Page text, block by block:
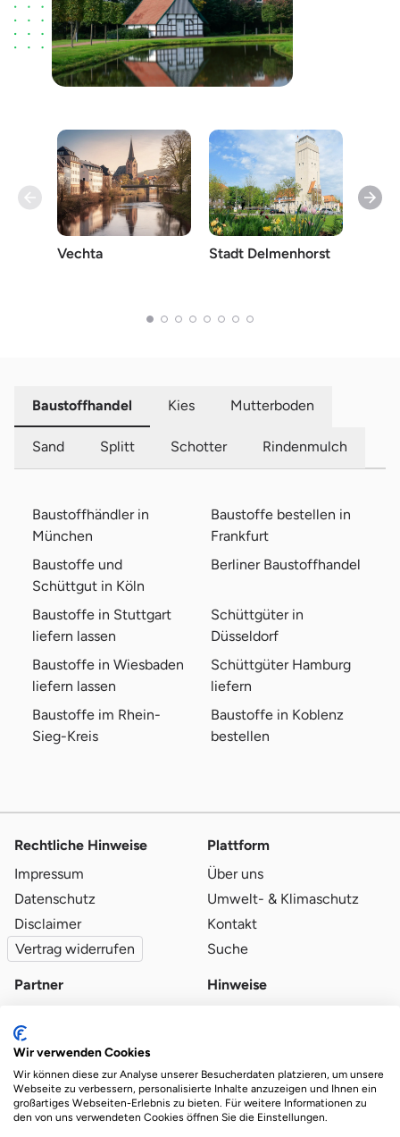
Vechta Stadt Delmenhorst
Baustoffhandel Kies Mutterboden
Sand Splitt Schotter Rindenmulch
Baustoffhändler in
München
Baustoffe bestellen in
Frankfurt
Baustoffe und
Schüttgut in Köln
Berliner Baustoffhandel
Baustoffe in Stuttgart
liefern lassen
Schüttgüter in
Düsseldorf
Baustoffe in Wiesbaden
liefern lassen
Schüttgüter Hamburg
liefern
Baustoffe im Rhein-
Sieg-Kreis
Baustoffe in Koblenz
bestellen
Rechtliche Hinweise
Impressum
Datenschutz
Disclaimer
Vertrag widerrufen
Plattform
Über uns
Umwelt- & Klimaschutz
Kontakt
Suche
Partner
Qualitätsvoraussetzungen
Partner-Login
Hinweise
Das Ökosystem für beste Ver- und Entsorgung
Wir verwenden Cookies
Wir können diese zur Analyse unserer Besucherdaten platzieren, um unsere
Webseite zu verbessern, personalisierte Inhalte anzuzeigen und Ihnen ein
großartiges Webseiten-Erlebnis zu bieten. Für weitere Informationen zu
den von uns verwendeten Cookies öffnen Sie die Einstellungen.